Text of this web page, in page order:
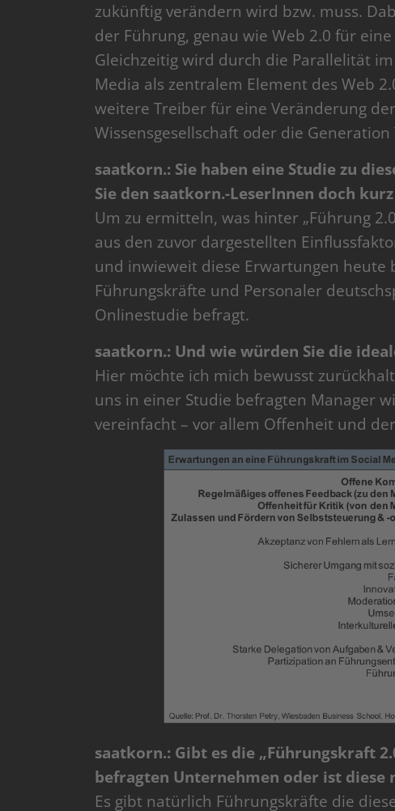
zukünftig verändern wird bzw. muss.
der Führung, genau wie Web 2.0 für
Gleichzeitig wird durch die Parallelität
Media als zentralem Element des Web
weitere Treiber für eine Veränderung
Wissensgesellschaft oder die Generation
saatkorn.: Sie haben eine Studie zu
Sie den saatkorn.-LeserInnen doch
Um zu ermitteln, was hinter „Führung
aus den zuvor dargestellten
und inwieweit diese Erwartungen
Führungskräfte und Personaler
Onlinestudie befragt.
saatkorn.: Und wie würden Sie die
Hier möchte ich mich bewusst
uns in einer Studie befragten Manager
vereinfacht – vor allem Offenheit und
saatkorn.: Gibt es die „Führungskraft
befragten Unternehmen oder ist diese
Es gibt natürlich Führungskräfte die